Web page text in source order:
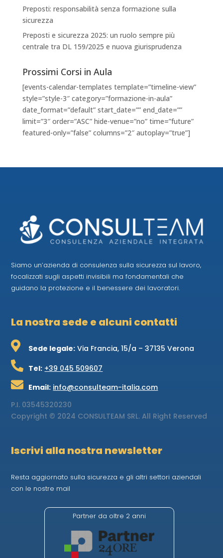
Preposti: responsabilità senza formazione sulla
sicurezza
Preposti e sicurezza 2025: un ruolo sempre più
centrale tra DL 159/2025 e nuova giurisprudenza
Prossimi Corsi in Aula
[events-calendar-templates template=”timeline-view”
style=”style-3″ category=”formazione-in-aula”
date_format=”default” start_date=”” end_date=””
limit=”3″ order=”ASC” hide-venue=”no” time=”future”
featured-only=”false” columns=”2″ autoplay=”true”]
Siamo un’azienda di consulenza sulla sicurezza sul lavoro,
focalizzati sugli aspetti invisibili ma fondamentali che
guidano la protezione e il benessere dei lavoratori.
La nostra sede e alcuni contatti
Sede legale: Via Francia, 15/a – 37135 Verona

Tel: +39 045 509607

Email: info@consulteam-italia.com

P.I. 03545320230
Copyright © 2024 CONSULTEAM SRL. All Right Reserved
Iscrivi alla nostra newsletter
Resta aggiornato sulla sicurezza e gli altri settori aziendali
con le nostre mail
Partner da oltre 2 anni